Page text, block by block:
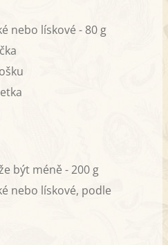
nebo lískové - 80 g
být méně - 200 g
nebo lískové, podle